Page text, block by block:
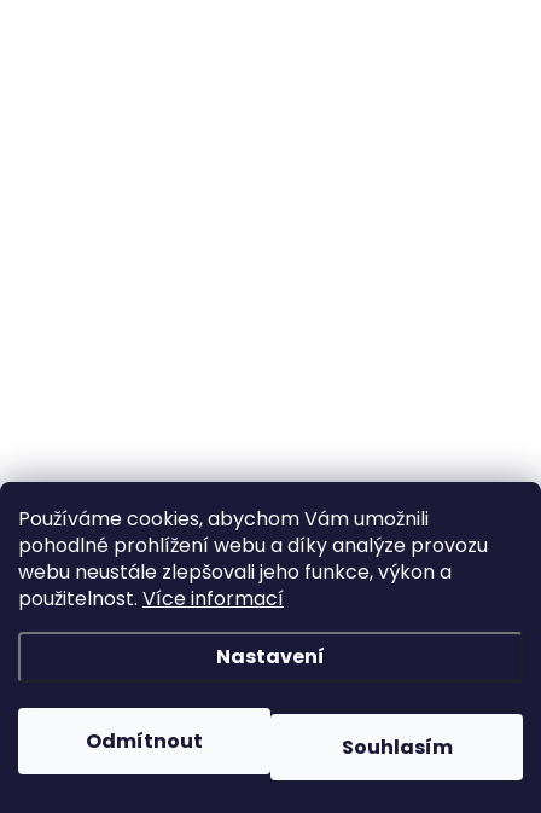
Používáme cookies, abychom Vám umožnili
pohodlné prohlížení webu a díky analýze provozu
webu neustále zlepšovali jeho funkce, výkon a
použitelnost. Více informací
Nastavení
Odmítnout Souhlasím